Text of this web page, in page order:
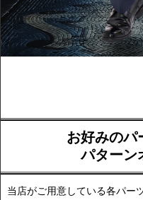
お好みのパ
パターン
当店がご用意している各パー